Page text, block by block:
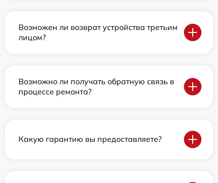
Возможен ли возврат устройства третьим
лицом?
Возможно ли получать обратную связь в
процессе ремонта?
Какую гарантию вы предоставляете?